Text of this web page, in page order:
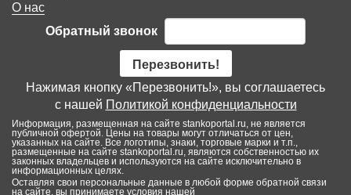
О нас
Обратный звонок
Перезвонить!
Нажимая кнопку «Перезвонить!», вы соглашаетесь
с нашей Политикой конфиденциальности
Информация, размещенная на сайте stankoportal.ru, не является
публичной офертой. Цены на товары могут отличаться от цен,
указанных на сайте. Все логотипы, знаки, торговые марки и т.п.,
размещенные на сайте stankoportal.ru, являются собственностью их
законных владельцев и используются на сайте исключительно в
информационных целях.
Оставляя свои персональные данные в любой форме обратной связи
на сайте, вы принимаете условия нашей